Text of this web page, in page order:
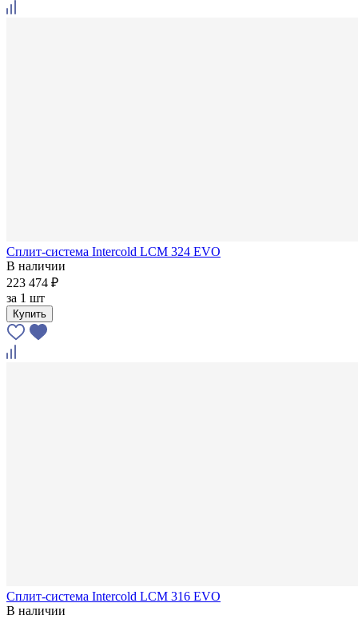
Сплит-система Intercold LCM 324 EVO
В наличии
223 474 ₽
за 1 шт
Купить
Сплит-система Intercold LCM 316 EVO
В наличии